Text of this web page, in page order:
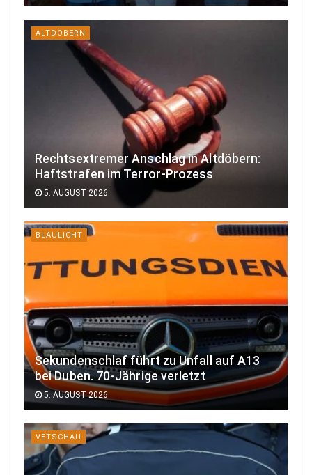
ALTDÖBERN
Rechtsextremer Anschlag in Altdöbern:
Haftstrafen im Terror-Prozess
5. AUGUST 2026
BLAULICHT
Sekundenschlaf führt zu Unfall auf A13
bei Duben. 70-Jährige verletzt
5. AUGUST 2026
VETSCHAU